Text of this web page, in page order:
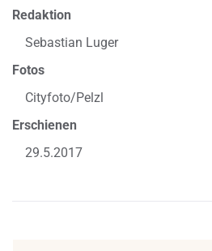
Redaktion
Sebastian Luger
Fotos
Cityfoto/Pelzl
Erschienen
29.5.2017